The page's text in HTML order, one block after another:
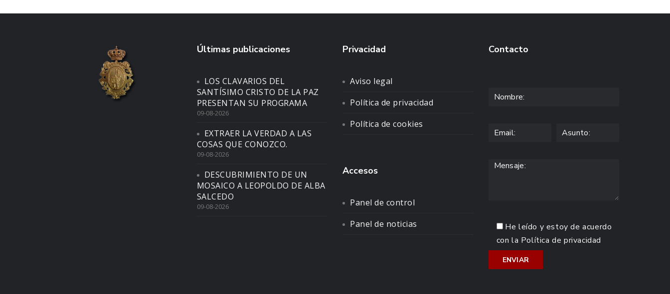
Últimas publicaciones
LOS CLAVARIOS DEL
SANTÍSIMO CRISTO DE LA PAZ
PRESENTAN SU PROGRAMA
09-08-2026
EXTRAER LA VERDAD A LAS
COSAS QUE CONOZCO.
09-08-2026
DESCUBRIMIENTO DE UN
MOSAICO A LEOPOLDO DE ALBA
SALCEDO
09-08-2026
Privacidad
Aviso legal
Política de privacidad
Política de cookies
Accesos
Panel de control
Panel de noticias
Contacto
He leído y estoy de acuerdo
con la Política de privacidad